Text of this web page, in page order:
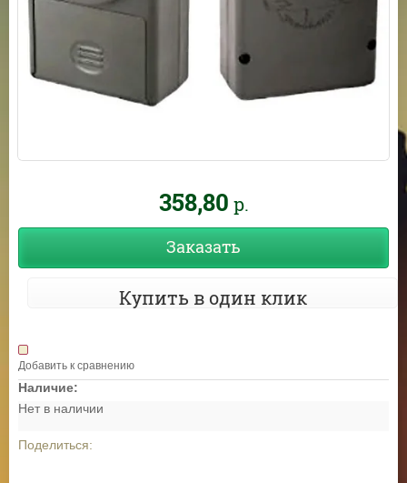
358,80 р.
Заказать
Купить в один клик
Добавить к сравнению
Наличие:
Нет в наличии
Поделиться: